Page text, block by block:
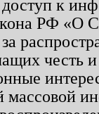
доступ к
РФ «О
честь
массовой